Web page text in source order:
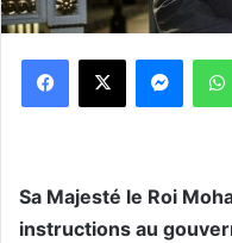
Sa Majesté le Roi
instructions au